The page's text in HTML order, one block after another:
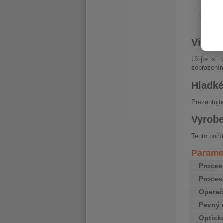
Užijte si
Tento
Pevný